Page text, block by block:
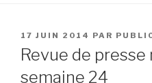
PUBLIÉ
LE
17 JUIN 2014 PAR
Revue de presse
semaine 24